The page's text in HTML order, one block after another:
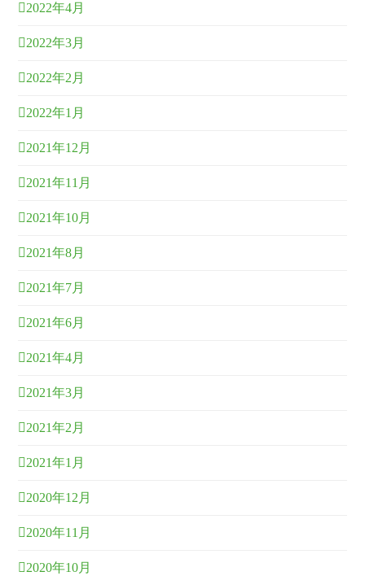
2022年4月
2022年3月
2022年2月
2022年1月
2021年12月
2021年11月
2021年10月
2021年8月
2021年7月
2021年6月
2021年4月
2021年3月
2021年2月
2021年1月
2020年12月
2020年11月
2020年10月